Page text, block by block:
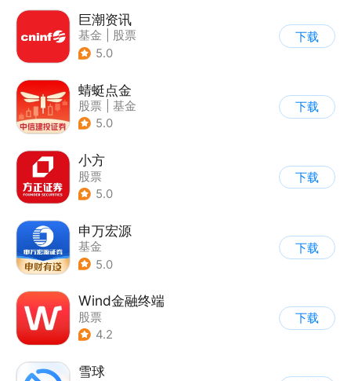
巨潮资讯
基金
股票
5.0
下载
蜻蜓点金
股票
基金
5.0
下载
小方
股票
5.0
下载
申万宏源
基金
5.0
下载
Wind金融终端
股票
4.2
下载
雪球